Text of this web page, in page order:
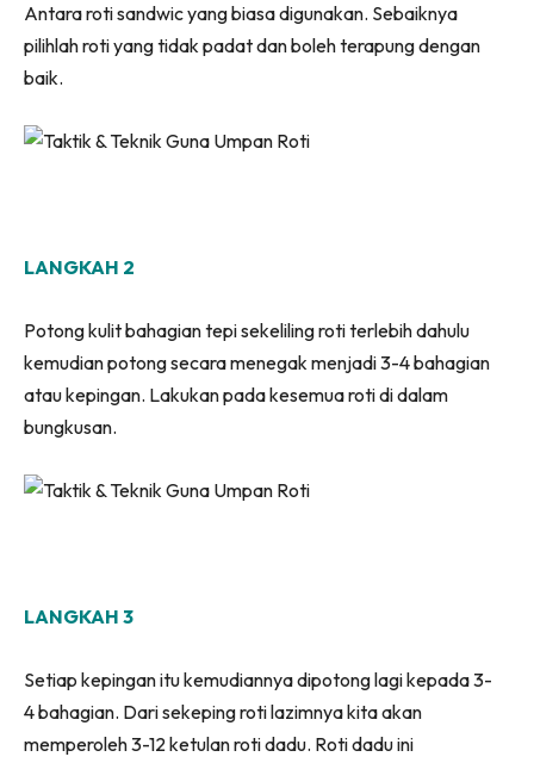
Antara roti sandwic yang biasa digunakan. Sebaiknya
pilihlah roti yang tidak padat dan boleh terapung dengan
baik.
LANGKAH 2
Potong kulit bahagian tepi sekeliling roti terlebih dahulu
kemudian potong secara menegak menjadi 3-4 bahagian
atau kepingan. Lakukan pada kesemua roti di dalam
bungkusan.
LANGKAH 3
Setiap kepingan itu kemudiannya dipotong lagi kepada 3-
4 bahagian. Dari sekeping roti lazimnya kita akan
memperoleh 3-12 ketulan roti dadu. Roti dadu ini